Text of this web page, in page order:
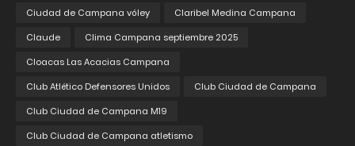
Ciudad de Campana vóley
Claribel Medina Campana
Claude
Clima Campana septiembre 2025
Cloacas Las Acacias Campana
Club Atlético Defensores Unidos
Club Ciudad de Campana
Club Ciudad de Campana M19
Club Ciudad de Campana atletismo